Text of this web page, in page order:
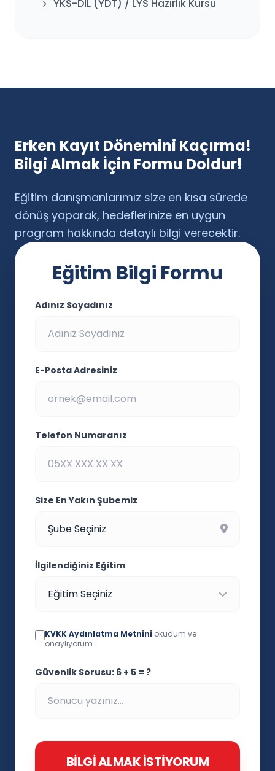
YKS-DİL (YDT) / LYS Hazırlık Kursu
Erken Kayıt Dönemini Kaçırma!
Bilgi Almak İçin Formu Doldur!
Eğitim danışmanlarımız size en kısa sürede
dönüş yaparak, hedeflerinize en uygun
program hakkında detaylı bilgi verecektir.
Eğitim Bilgi Formu
Adınız Soyadınız
E-Posta Adresiniz
Telefon Numaranız
Size En Yakın Şubemiz
İlgilendiğiniz Eğitim
KVKK Aydınlatma Metnini okudum ve
onaylıyorum.
Güvenlik Sorusu: 6 + 5 = ?
BILGI ALMAK İSTIYORUM